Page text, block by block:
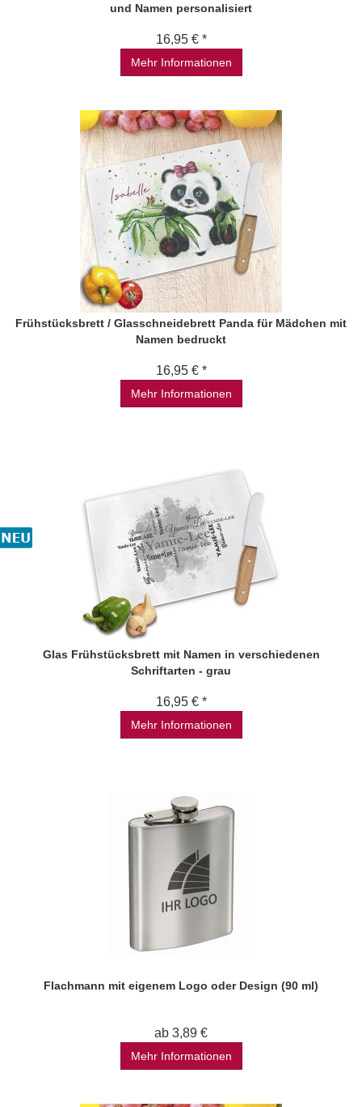
und Namen personalisiert
16,95 € *
Mehr Informationen
Frühstücksbrett / Glasschneidebrett Panda für Mädchen mit
Namen bedruckt
16,95 € *
Mehr Informationen
Glas Frühstücksbrett mit Namen in verschiedenen
Schriftarten - grau
16,95 € *
Mehr Informationen
Flachmann mit eigenem Logo oder Design (90 ml)
ab 3,89 €
Mehr Informationen